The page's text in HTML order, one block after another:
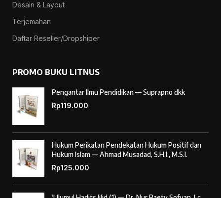
Desain & Layout
Terjemahan
Daftar Reseller/Dropshiper
PROMO BUKU LITNUS
Pengantar Ilmu Pendidikan — Suprapno dkk
Rp119.000
Hukum Perikatan Pendekatan Hukum Positif dan
Hukum Islam — Ahmad Musadad, S.H.I., M.S.I.
Rp125.000